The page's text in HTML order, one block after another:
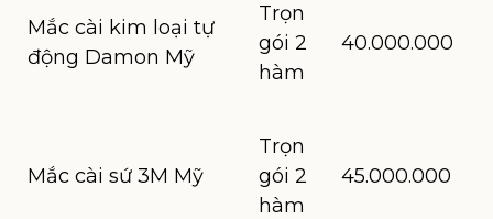
Mắc cài kim loại tự
động Damon Mỹ
Trọn
gói 2
hàm
40.000.000
Mắc cài sứ 3M Mỹ
Trọn
gói 2
hàm
45.000.000